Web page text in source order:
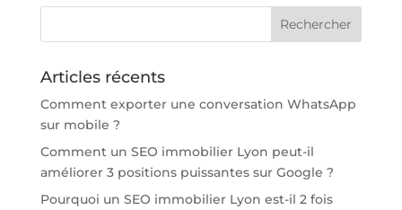
Articles récents
Comment exporter une conversation WhatsApp
sur mobile ?
Comment un SEO immobilier Lyon peut-il
améliorer 3 positions puissantes sur Google ?
Pourquoi un SEO immobilier Lyon est-il 2 fois